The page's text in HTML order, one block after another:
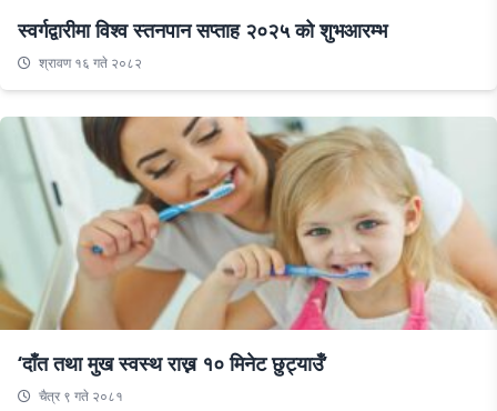
स्वर्गद्वारीमा विश्व स्तनपान सप्ताह २०२५ को शुभआरम्भ
श्रावण १६ गते २०८२
‘दाँत तथा मुख स्वस्थ राख्न १० मिनेट छुट्याउँ’
चैत्र ९ गते २०८१